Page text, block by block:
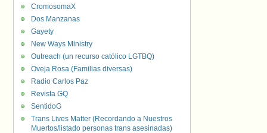
CromosomaX
Dos Manzanas
Gayety
New Ways Ministry
Outreach (un recurso católico LGTBQ)
Oveja Rosa (Familias diversas)
Radio Carlos Paz
Revista GQ
SentidoG
Trans Lives Matter (Recordando a Nuestros
Muertos/listado personas trans asesinadas)